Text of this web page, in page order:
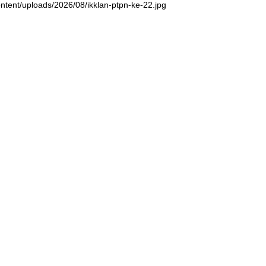
uploads/2026/08/ikklan-ptpn-ke-22.jpg